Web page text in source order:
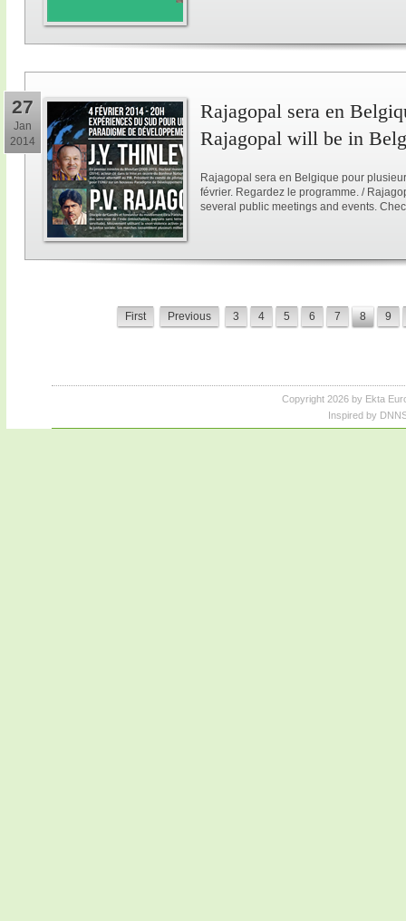
27
Jan
2014
Rajagopal sera en
Rajagopal will be in
Rajagopal sera en Belgique pour
février. Regardez le programme. /
several public meetings and events.
First Previous 3 4 5 6 7 8 9
Copyright 2026 by Ekta
Inspired by